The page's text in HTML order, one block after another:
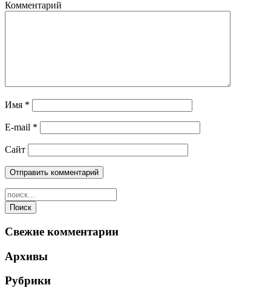
Комментарий
Имя *
E-mail *
Сайт
Свежие комментарии
Архивы
Рубрики